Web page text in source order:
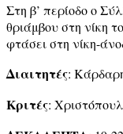
Στη β’ περίοδο ο
θριάμβου στη νίκη
φτάσει στη νίκη-
Διαιτητές:
Κριτές: